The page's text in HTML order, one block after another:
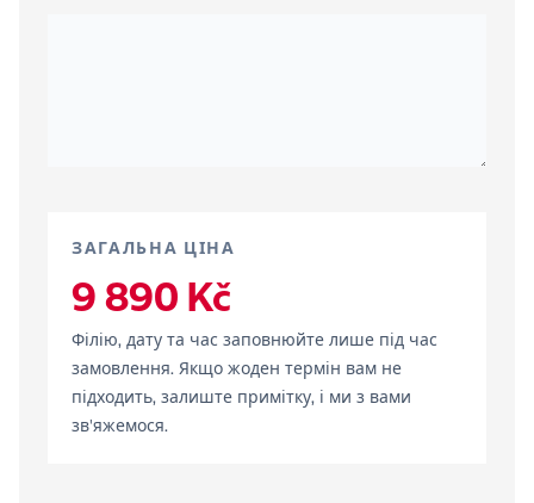
ЗАГАЛЬНА ЦІНА
9 890 Kč
Філію, дату та час заповнюйте лише під час
замовлення. Якщо жоден термін вам не
підходить, залиште примітку, і ми з вами
зв'яжемося.